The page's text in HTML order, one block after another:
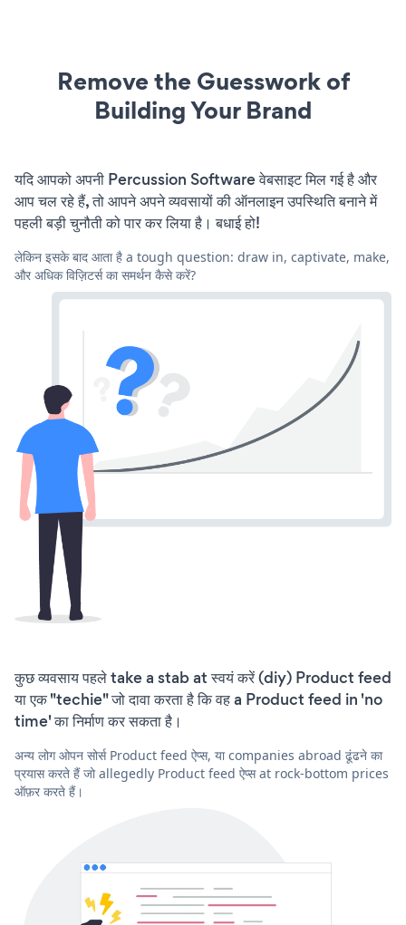
Remove the Guesswork of
Building Your Brand
यदि आपको अपनी Percussion Software वेबसाइट मिल गई है और
आप चल रहे हैं, तो आपने अपने व्यवसायों की ऑनलाइन उपस्थिति बनाने में
पहली बड़ी चुनौती को पार कर लिया है। बधाई हो!
लेकिन इसके बाद आता है a tough question: draw in, captivate, make,
और अधिक विज़िटर्स का समर्थन कैसे करें?
कुछ व्यवसाय पहले take a stab at स्वयं करें (diy) Product feed
या एक "techie" जो दावा करता है कि वह a Product feed in 'no
time' का निर्माण कर सकता है।
अन्य लोग ओपन सोर्स Product feed ऐप्स, या companies abroad ढूंढने का
प्रयास करते हैं जो allegedly Product feed ऐप्स at rock-bottom prices
ऑफ़र करते हैं।